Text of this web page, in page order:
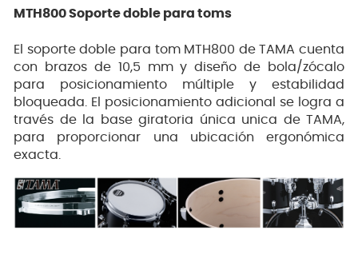
MTH800 Soporte doble para toms
El soporte doble para tom MTH800 de TAMA cuenta
con brazos de 10,5 mm y diseño de bola/zócalo
para posicionamiento múltiple y estabilidad
bloqueada. El posicionamiento adicional se logra a
través de la base giratoria única unica de TAMA,
para proporcionar una ubicación ergonómica
exacta.